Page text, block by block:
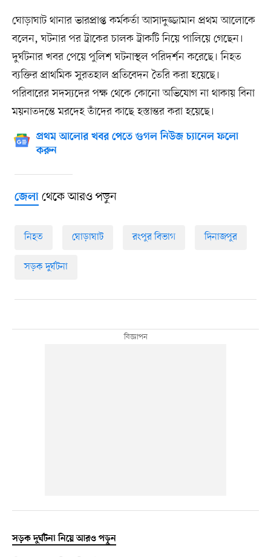
ঘোড়াঘাট থানার ভারপ্রাপ্ত কর্মকর্তা আসাদুজ্জামান প্রথম আলোকে
বলেন, ঘটনার পর ট্রাকের চালক ট্রাকটি নিয়ে পালিয়ে গেছেন।
দুর্ঘটনার খবর পেয়ে পুলিশ ঘটনাস্থল পরিদর্শন করেছে। নিহত
ব্যক্তির প্রাথমিক সুরতহাল প্রতিবেদন তৈরি করা হয়েছে।
পরিবারের সদস্যদের পক্ষ থেকে কোনো অভিযোগ না থাকায় বিনা
ময়নাতদন্তে মরদেহ তাঁদের কাছে হস্তান্তর করা হয়েছে।
প্রথম আলোর খবর পেতে গুগল নিউজ চ্যানেল ফলো
করুন
জেলাথেকে আরও পড়ুন
নিহত ঘোড়াঘাট রংপুর বিভাগ দিনাজপুর
সড়ক দুর্ঘটনা
সড়ক দুর্ঘটনা নিয়ে আরও পড়ুন